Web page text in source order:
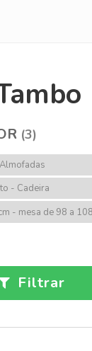
Filtrar
- Cadeira
- mesa de 98 a